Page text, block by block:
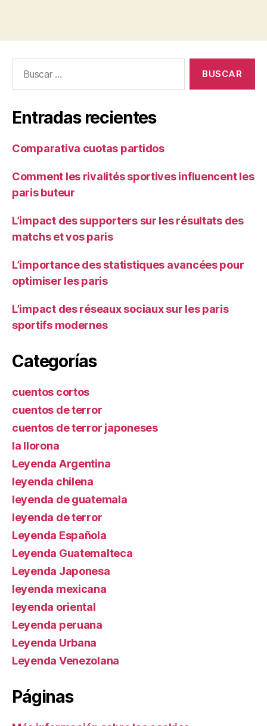
Entradas recientes
Comparativa cuotas partidos
Comment les rivalités sportives influencent les
paris buteur
L’impact des supporters sur les résultats des
matchs et vos paris
L’importance des statistiques avancées pour
optimiser les paris
L’impact des réseaux sociaux sur les paris
sportifs modernes
Categorías
cuentos cortos
cuentos de terror
cuentos de terror japoneses
la llorona
Leyenda Argentina
leyenda chilena
leyenda de guatemala
leyenda de terror
Leyenda Española
Leyenda Guatemalteca
Leyenda Japonesa
leyenda mexicana
leyenda oriental
Leyenda peruana
Leyenda Urbana
Leyenda Venezolana
Páginas